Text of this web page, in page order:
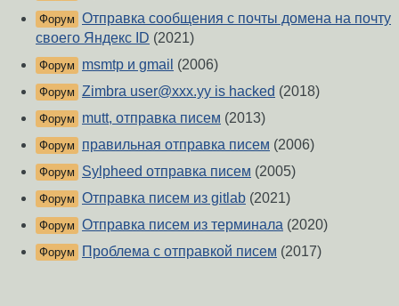
Форум Отправка сообщения с почты домена на почту
своего Яндекс ID (2021)
Форум msmtp и gmail (2006)
Форум Zimbra user@xxx.yy is hacked (2018)
Форум mutt, отправка писем (2013)
Форум правильная отправка писем (2006)
Форум Sylpheed отправка писем (2005)
Форум Отправка писем из gitlab (2021)
Форум Отправка писем из терминала (2020)
Форум Проблема с отправкой писем (2017)